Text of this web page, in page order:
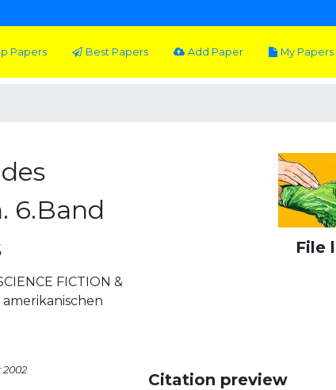
Papers Best Papers Add Paper My Papers
6.Band
FICTION &
amerikanischen
2002
File
Citation preview